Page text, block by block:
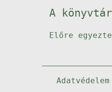
A
Előre
Adatvédelem